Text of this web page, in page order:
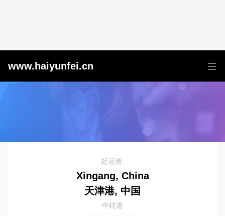
www.haiyunfei.cn
起运港:
Xingang, China
天津港, 中国
中转港